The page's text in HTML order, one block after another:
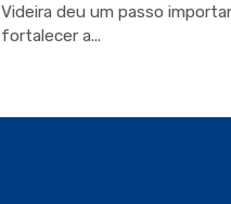
Videira deu um passo
fortalecer a...